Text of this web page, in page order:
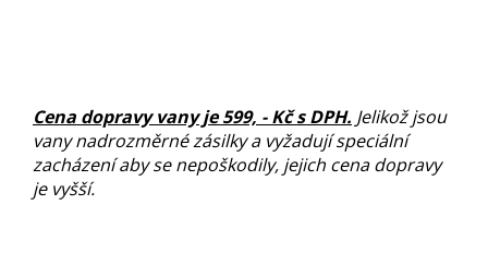
Cena dopravy vany je 599, - Kč s DPH. Jelikož jsou
vany nadrozměrné zásilky a vyžadují speciální
zacházení aby se nepoškodily, jejich cena dopravy
je vyšší.